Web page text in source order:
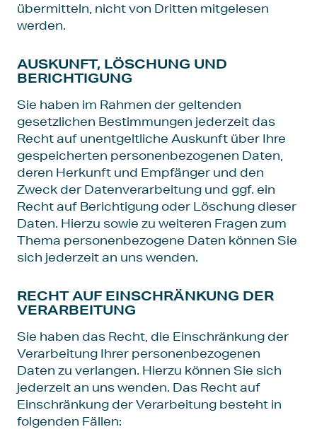
übermitteln, nicht von Dritten mitgelesen
werden.
AUSKUNFT, LÖSCHUNG UND
BERICHTIGUNG
Sie haben im Rahmen der geltenden
gesetzlichen Bestimmungen jederzeit das
Recht auf unentgeltliche Auskunft über Ihre
gespeicherten personenbezogenen Daten,
deren Herkunft und Empfänger und den
Zweck der Datenverarbeitung und ggf. ein
Recht auf Berichtigung oder Löschung dieser
Daten. Hierzu sowie zu weiteren Fragen zum
Thema personenbezogene Daten können Sie
sich jederzeit an uns wenden.
RECHT AUF EINSCHRÄNKUNG DER
VERARBEITUNG
Sie haben das Recht, die Einschränkung der
Verarbeitung Ihrer personenbezogenen
Daten zu verlangen. Hierzu können Sie sich
jederzeit an uns wenden. Das Recht auf
Einschränkung der Verarbeitung besteht in
folgenden Fällen: